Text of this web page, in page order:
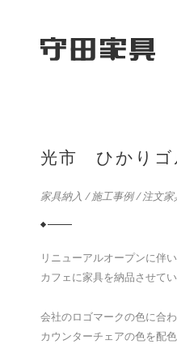
光市 ひかりゴ
家具納入 /施工事例/注文
リニューアルオープンに伴い
カフェに家具を納品させてい
会社のロゴマークの色に合わ
カウンターチェアの色を配色